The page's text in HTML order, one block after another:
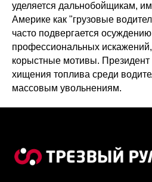
уделяется дальнобойщикам,
Америке как "грузовые
часто подвергается осуждению
профессиональных искажений,
корыстные мотивы.
хищения топлива среди
массовым увольнениям.